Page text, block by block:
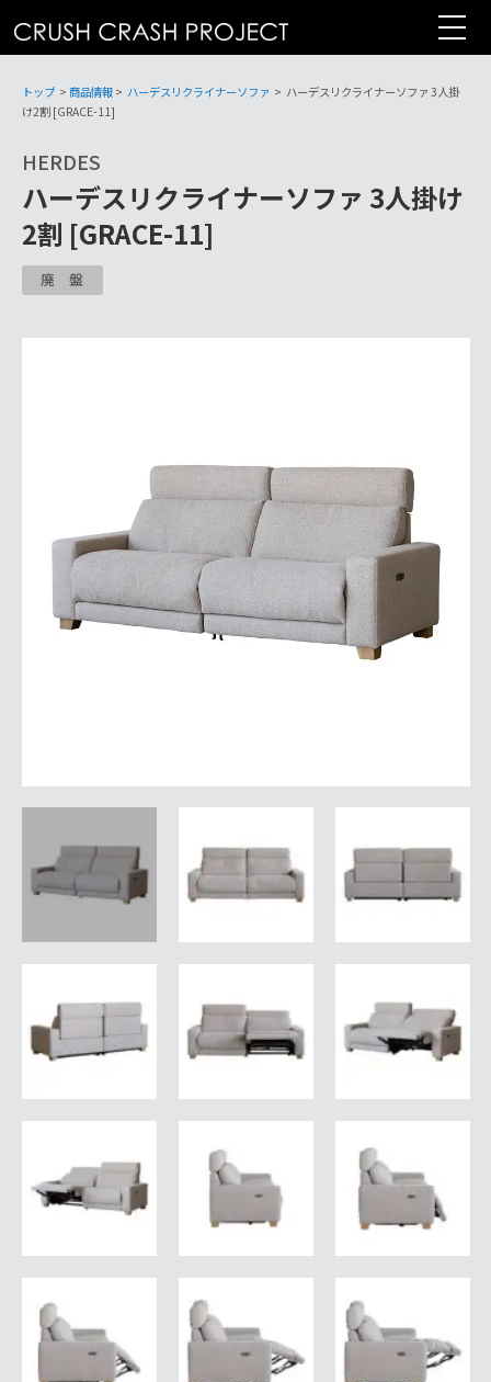
テ
トップ > 商品情報> ハーデスリクライナーソファ > ハーデスリクライナーソファ 3人掛
け2割 [GRACE-11]
HERDES
ハーデスリクライナーソファ 3人掛け
2割 [GRACE-11]
廃盤